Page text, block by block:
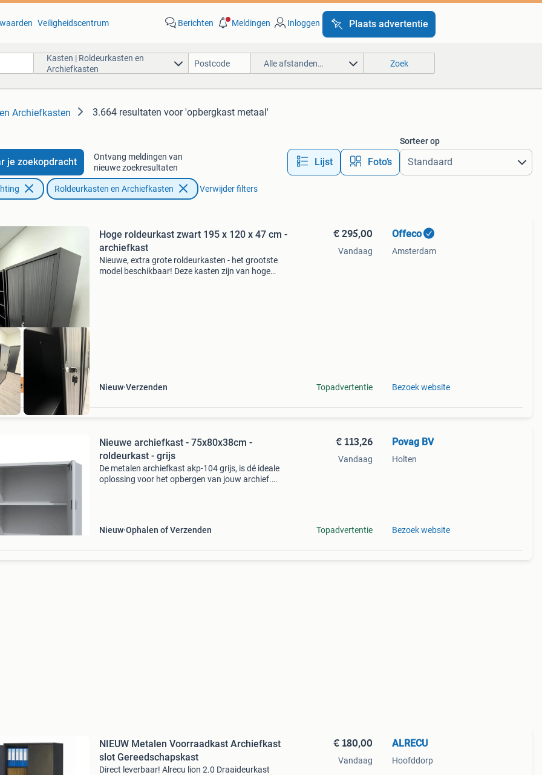
Veiligheidscentrum Berichten Meldingen Inloggen Plaats advertentie
Kasten | Roldeurkasten en
Archiefkasten
Alle afstanden… Zoek
Archiefkasten 3.664 resultaten voor 'opbergkast metaal'
je zoekopdracht
Ontvang meldingen van
nieuwe zoekresultaten
Lijst Foto’s
Sorteer op
Roldeurkasten en Archiefkasten Verwijder filters
Nieuw
Hoge roldeurkast zwart 195 x 120 x 47 cm -
archiefkast
Nieuwe, extra grote roldeurkasten - het grootste
model beschikbaar! Deze kasten zijn van hoge
Nieuw Verzenden
€ 295,00
Vandaag
Topadvertentie
Offeco
Amsterdam
Bezoek website
Nieuwe archiefkast - 75x80x38cm -
roldeurkast - grijs
De metalen archiefkast akp-104 grijs, is dé ideale
oplossing voor het opbergen van jouw archief.
Nieuw Ophalen of Verzenden
€ 113,26
Vandaag
Topadvertentie
Povag BV
Holten
Bezoek website
NIEUW Metalen Voorraadkast Archiefkast
slot Gereedschapskast
Direct leverbaar! Alrecu lion 2.0 Draaideurkast
€ 180,00
Vandaag
ALRECU
Hoofddorp